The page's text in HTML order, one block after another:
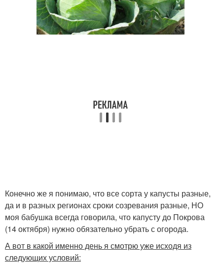
Конечно же я понимаю, что все сорта у капусты разные,
да и в разных регионах сроки созревания разные, НО
моя бабушка всегда говорила, что капусту до Покрова
(14 октября) нужно обязательно убрать с огорода.
А вот в какой именно день я смотрю уже исходя из
следующих условий: